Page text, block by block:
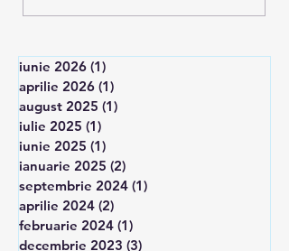
iunie 2026 (1)
aprilie 2026 (1)
august 2025 (1)
iulie 2025 (1)
iunie 2025 (1)
ianuarie 2025 (2)
septembrie 2024 (1)
aprilie 2024 (2)
februarie 2024 (1)
decembrie 2023 (3)